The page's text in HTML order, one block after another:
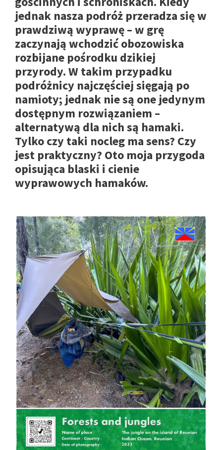
jednak nasza podróż przeradza się w
prawdziwą wyprawę – w grę
zaczynają wchodzić obozowiska
rozbijane pośrodku dzikiej
przyrody. W takim przypadku
podróżnicy najczęściej sięgają po
namioty; jednak nie są one jedynym
dostępnym rozwiązaniem –
alternatywą dla nich są hamaki.
Tylko czy taki nocleg ma sens? Czy
jest praktyczny? Oto moja przygoda
opisująca blaski i cienie
wyprawowych hamaków.